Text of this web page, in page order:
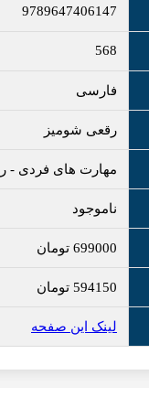
9789647406147
568
فارسی
رقعی شومیز
مهارت های فردی -
ناموجود
699000 تومان
594150 تومان
لینک این صفحه